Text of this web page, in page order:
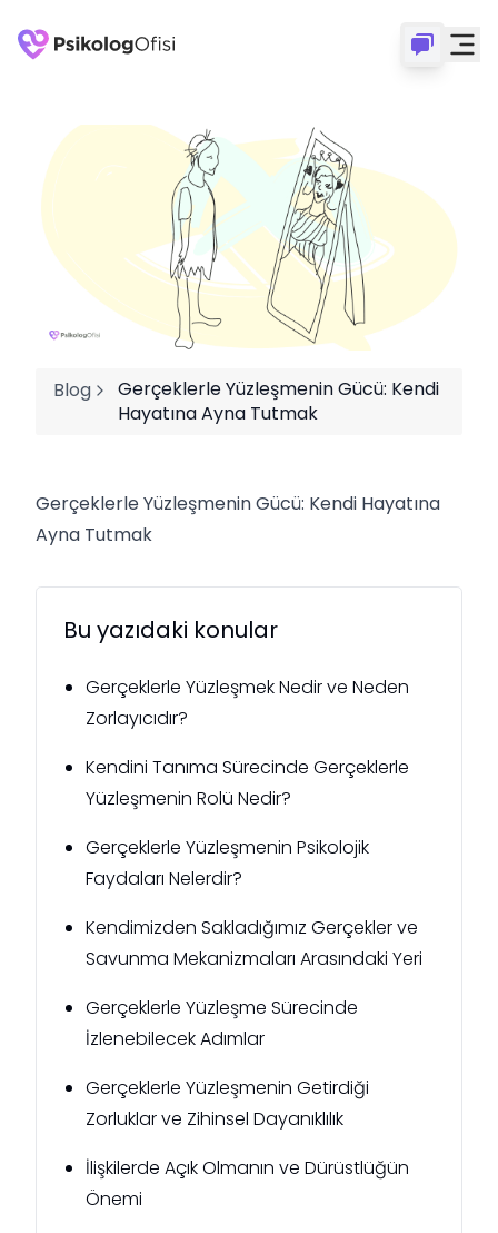
Blog
Gerçeklerle Yüzleşmenin Gücü: Kendi
Hayatına Ayna Tutmak
Gerçeklerle Yüzleşmenin Gücü: Kendi Hayatına
Ayna Tutmak
Bu yazıdaki konular
Gerçeklerle Yüzleşmek Nedir ve Neden
Zorlayıcıdır?
Kendini Tanıma Sürecinde Gerçeklerle
Yüzleşmenin Rolü Nedir?
Gerçeklerle Yüzleşmenin Psikolojik
Faydaları Nelerdir?
Kendimizden Sakladığımız Gerçekler ve
Savunma Mekanizmaları Arasındaki Yeri
Gerçeklerle Yüzleşme Sürecinde
İzlenebilecek Adımlar
Gerçeklerle Yüzleşmenin Getirdiği
Zorluklar ve Zihinsel Dayanıklılık
İlişkilerde Açık Olmanın ve Dürüstlüğün
Önemi